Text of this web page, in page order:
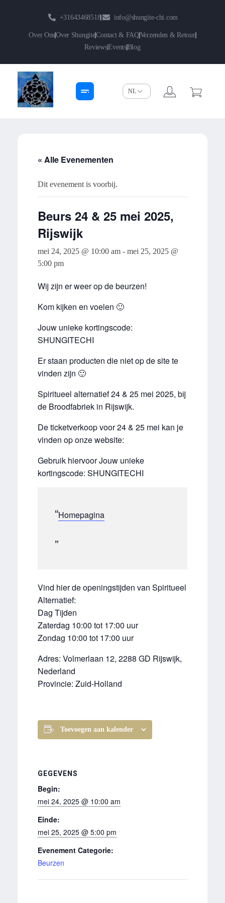
+31643468518 info@shungite-chi.com
Over OnsOver ShungiteContact & FAQVerzenden & Retour
ReviewsEventsBlog
« Alle Evenementen
Dit evenement is voorbij.
Beurs 24 & 25 mei 2025,
Rijswijk
mei 24, 2025 @ 10:00 am - mei 25, 2025 @
5:00 pm
Wij zijn er weer op de beurzen!
Kom kijken en voelen 🙂
Jouw unieke kortingscode:
SHUNGITECHI
Er staan producten die niet op de site te
vinden zijn 🙂
Spiritueel alternatief 24 & 25 mei 2025, bij
de Broodfabriek in Rijswijk.
De ticketverkoop voor 24 & 25 mei kan je
vinden op onze website:
Gebruik hiervoor Jouw unieke
kortingscode: SHUNGITECHI
Homepagina
Vind hier de openingstijden van Spiritueel
Alternatief:
Dag Tijden
Zaterdag 10:00 tot 17:00 uur
Zondag 10:00 tot 17:00 uur
Adres: Volmerlaan 12, 2288 GD Rijswijk,
Nederland
Provincie: Zuid-Holland
Toevoegen aan kalender
GEGEVENS
Begin:
mei 24, 2025 @ 10:00 am
Einde:
mei 25, 2025 @ 5:00 pm
Evenement Categorie:
Beurzen